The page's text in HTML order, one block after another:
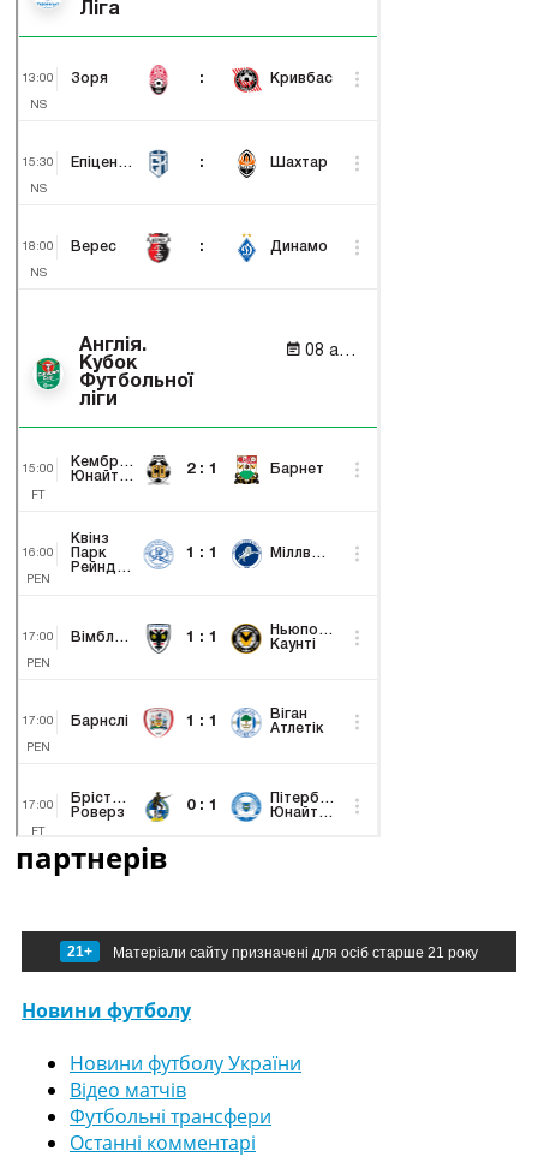
партнерів
21+ Матеріали сайту призначені для осіб старше 21 року
Новини футболу
Новини футболу України
Відео матчів
Футбольні трансфери
Останні комментарі